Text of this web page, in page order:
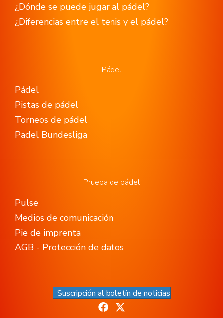
¿Dónde se puede jugar al pádel?
¿Diferencias entre el tenis y el pádel?
Pádel
Pádel
Pistas de pádel
Torneos de pádel
Padel Bundesliga
Prueba de pádel
Pulse
Medios de comunicación
Pie de imprenta
AGB - Protección de datos
Suscripción al boletín de noticias